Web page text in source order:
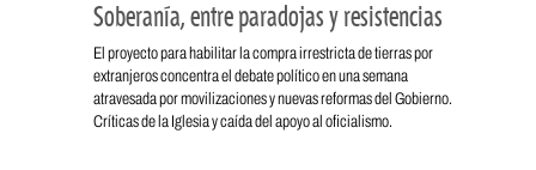
Soberanía, entre paradojas y resistencias
El proyecto para habilitar la compra irrestricta de tierras por
extranjeros concentra el debate político en una semana
atravesada por movilizaciones y nuevas reformas del Gobierno.
Críticas de la Iglesia y caída del apoyo al oficialismo.